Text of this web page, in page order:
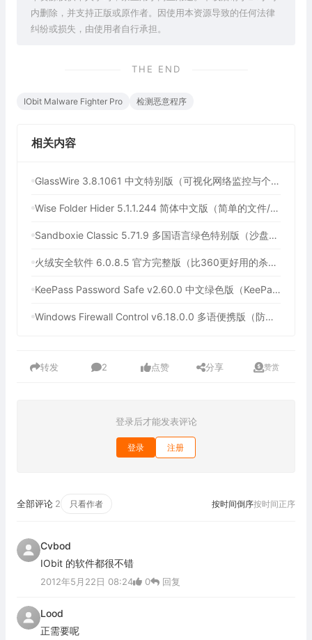
内删除，并支持正版或原作者。因使用本资源导致的任何法律
纠纷或损失，由使用者自行承担。
THE END
IObit Malware Fighter Pro 检测恶意程序
相关内容
GlassWire 3.8.1061 中文特别版（可视化网络监控与个人防火墙）
Wise Folder Hider 5.1.1.244 简体中文版（简单的文件/文件夹隐藏工具）
Sandboxie Classic 5.71.9 多国语言绿色特别版（沙盘软件）
火绒安全软件 6.0.8.5 官方完整版（比360更好用的杀毒软件）
KeePass Password Safe v2.60.0 中文绿色版（KeePass跨平台密码管理）
Windows Firewall Control v6.18.0.0 多语便携版（防火墙软件）
转发 2 点赞 分享 赞赏
登录后才能发表评论
登录 注册
全部评论 2 只看作者 按时间倒序按时间正序
Cvbod
IObit 的软件都很不错
2012年5月22日 08:24 0 回复
Lood
正需要呢